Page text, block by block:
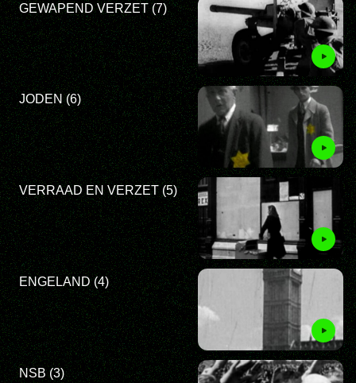
GEWAPEND VERZET (7)
JODEN (6)
VERRAAD EN VERZET (5)
ENGELAND (4)
NSB (3)